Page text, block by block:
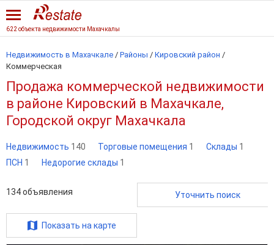
622 объекта недвижимости Махачкалы
Недвижимость в Махачкале / Районы / Кировский район /
Коммерческая
Продажа коммерческой недвижимости
в районе Кировский в Махачкале,
Городской округ Махачкала
Недвижимость 140 Торговые помещения 1 Склады 1
ПСН 1 Недорогие склады 1
134объявления Уточнить поиск
Показать на карте